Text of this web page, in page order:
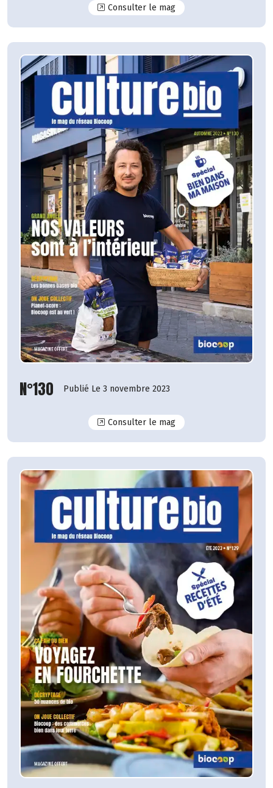
Consulter le magN°131
N°130 Publié Le 3 novembre 2023
Consulter le magN°130